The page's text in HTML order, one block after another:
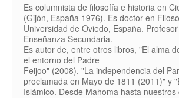
Es columnista de filosofía e historia en
(Gijón, España 1976). Es doctor en
Universidad de Oviedo, España.
Enseñanza Secundaria.
Es autor de, entre otros libros, "El alma
el entorno del Padre
Feijoo" (2008), "La independencia del
proclamada en Mayo de 1811 (2011)" y
Islámico. Desde Mahoma hasta